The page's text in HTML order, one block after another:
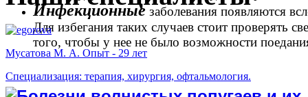
Инфекционные заболевания появляются
Для избегания таких случаев стоит проверять
того, чтобы у нее не было возможности
Мусатова М. А. Опыт - 29 лет
Специализация: терапия, хирургия, офтальмология.